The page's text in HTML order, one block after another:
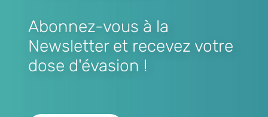
Abonnez-vous à la
Newsletter et recevez votre
dose d'évasion !